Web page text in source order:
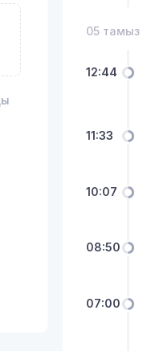
05 тамыз
12:44
11:33
10:07
08:50
07:00